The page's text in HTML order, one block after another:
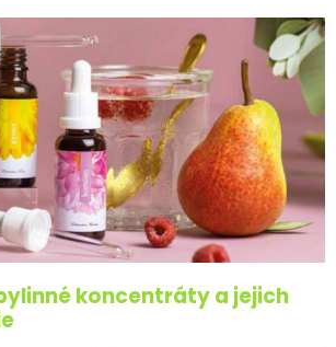
koncentráty a jejich